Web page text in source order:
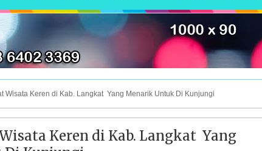
Wisata Keren di Kab. Langkat Yang Menarik Untuk Di Kunjungi
Keren di Kab. Langkat Yang